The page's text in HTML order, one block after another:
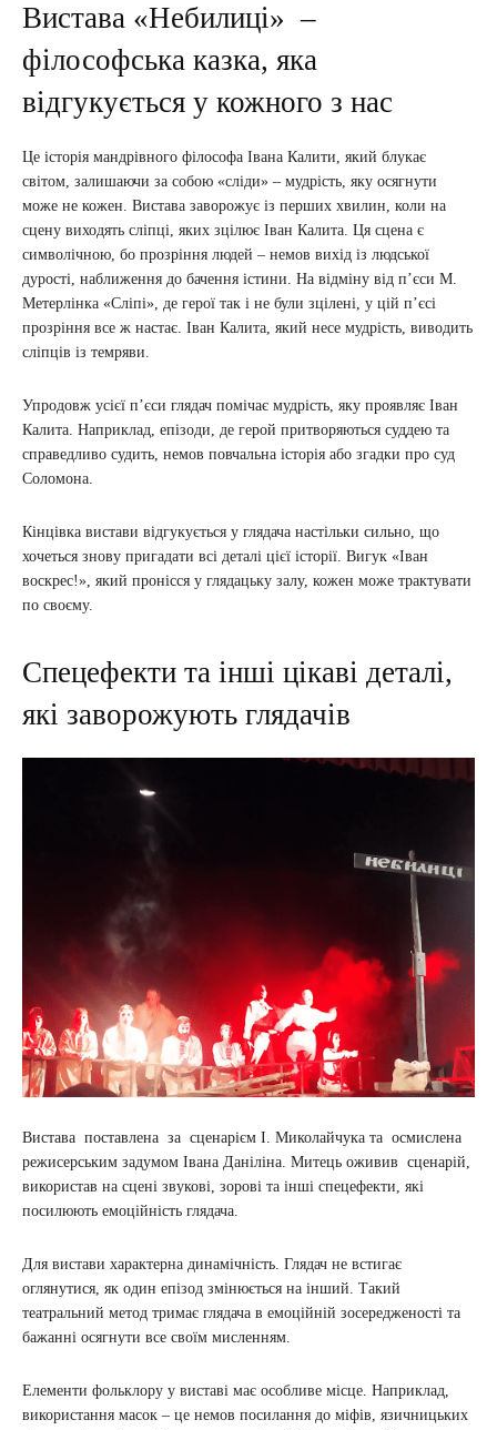
Вистава «Небилиці» –
філософська казка, яка
відгукується у кожного з нас
Це історія мандрівного філософа Івана Калити, який блукає
світом, залишаючи за собою «сліди» – мудрість, яку осягнути
може не кожен. Вистава заворожує із перших хвилин, коли на
сцену виходять сліпці, яких зцілює Іван Калита. Ця сцена є
символічною, бо прозріння людей – немов вихід із людської
дурості, наближення до бачення істини. На відміну від п’єси М.
Метерлінка «Сліпі», де герої так і не були зцілені, у цій п’єсі
прозріння все ж настає. Іван Калита, який несе мудрість, виводить
сліпців із темряви.
Упродовж усієї п’єси глядач помічає мудрість, яку проявляє Іван
Калита. Наприклад, епізоди, де герой притворяються суддею та
справедливо судить, немов повчальна історія або згадки про суд
Соломона.
Кінцівка вистави відгукується у глядача настільки сильно, що
хочеться знову пригадати всі деталі цієї історії. Вигук «Іван
воскрес!», який пронісся у глядацьку залу, кожен може трактувати
по своєму.
Спецефекти та інші цікаві деталі,
які заворожують глядачів
Вистава поставлена за сценарієм І. Миколайчука та осмислена
режисерським задумом Івана Даніліна. Митець оживив сценарій,
використав на сцені звукові, зорові та інші спецефекти, які
посилюють емоційність глядача.
Для вистави характерна динамічність. Глядач не встигає
оглянутися, як один епізод змінюється на інший. Такий
театральний метод тримає глядача в емоційній зосередженості та
бажанні осягнути все своїм мисленням.
Елементи фольклору у виставі має особливе місце. Наприклад,
використання масок – це немов посилання до міфів, язичницьких